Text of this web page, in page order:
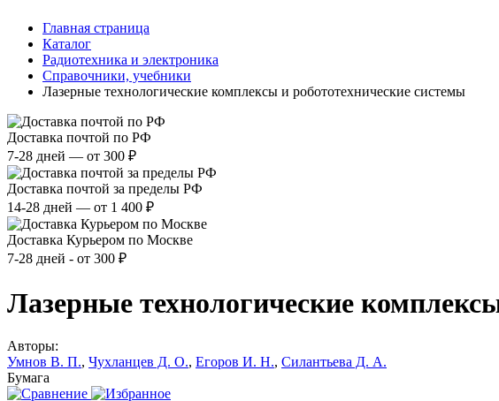
Главная страница
Каталог
Радиотехника и электроника
Справочники, учебники
Лазерные технологические комплексы и робототехнические системы
Доставка почтой по РФ
7-28 дней — от 300 ₽
Доставка почтой за пределы РФ
14-28 дней — от 1 400 ₽
Доставка Курьером по Москве
7-28 дней - от 300 ₽
Лазерные технологические
Авторы:
Умнов В. П., Чухланцев Д. О., Егоров И. Н., Силантьева Д. А.
Бумага